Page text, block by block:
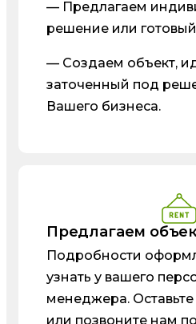
— Предлагаем
решение или
— Создаем объект,
заточенный под
Вашего бизнеса.
Предлагаем
Подробности
узнать у вашего
менеджера. Оставьте
или позвоните нам